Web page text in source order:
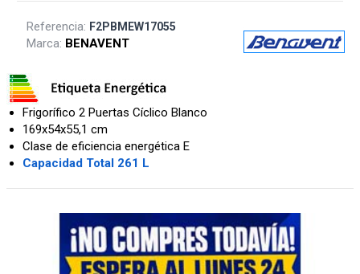
Referencia: F2PBMEW17055
Marca: BENAVENT
Frigorífico 2 Puertas Cíclico Blanco
169x54x55,1 cm
Clase de eficiencia energética E
Capacidad Total 261 L